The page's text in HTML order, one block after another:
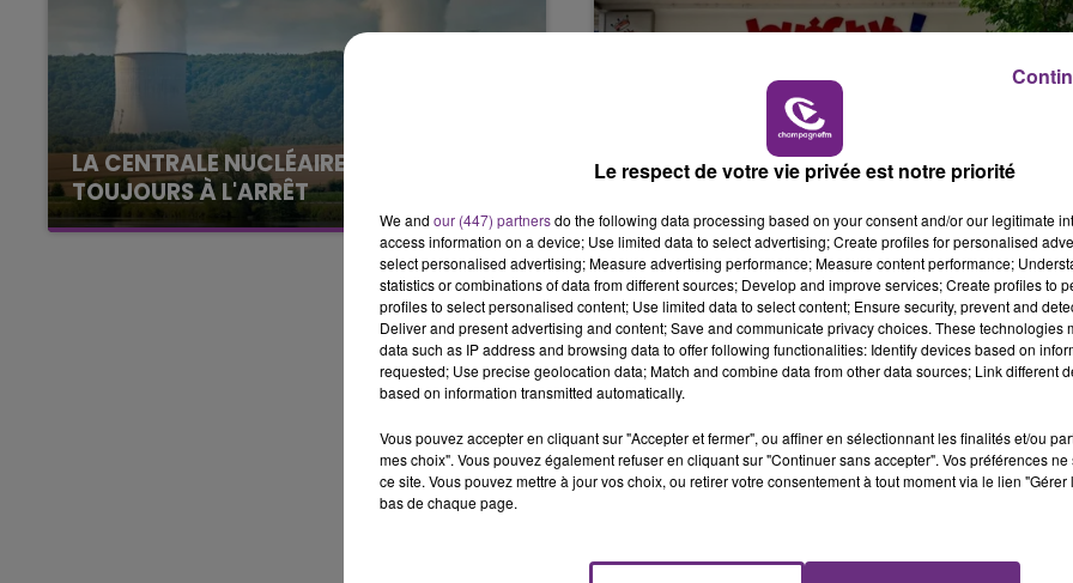
LE WEEK-END CHAMPAGNE FM
7h00 - 11h00
BEST OF
LA CENTRALE NUCLÉAIRE DE CHOOZ
TOUJOURS À L'ARRÊT
Cela fait déjà une semaine que la centrale
nucléaire ardennaise est à l'arrêt. Une situation
justifiée par la sécheresse intense qui est
LE MAGASIN JOUÉCLUB DE REIMS FERME
SES PORTES
C'était l'une des institutions du centre-ville
rémois. Le magasin JouéClub est contraint de
fermer ses portes.
Le respect de votre vie privée est notre priorité
We and our (447) partnersdo the following data processing based on your consent and/or our legitimate
access information on a device; Use limited data to select advertising; Create profiles for personalised
select personalised advertising; Measure advertising performance; Measure content performance;
statistics or combinations of data from different sources; Develop and improve services; Create profiles to
profiles to select personalised content; Use limited data to select content; Ensure security, prevent and
Deliver and present advertising and content; Save and communicate privacy choices. These technologies
data such as IP address and browsing data to offer following functionalities: Identify devices based on
requested; Use precise geolocation data; Match and combine data from other data sources; Link different
based on information transmitted automatically.
Vous pouvez accepter en cliquant sur "Accepter et fermer", ou affiner en sélectionnant les finalités et/ou
mes choix". Vous pouvez également refuser en cliquant sur "Continuer sans accepter". Vos préférences
ce site. Vous pouvez mettre à jour vos choix, ou retirer votre consentement à tout moment via le lien
bas de chaque page.